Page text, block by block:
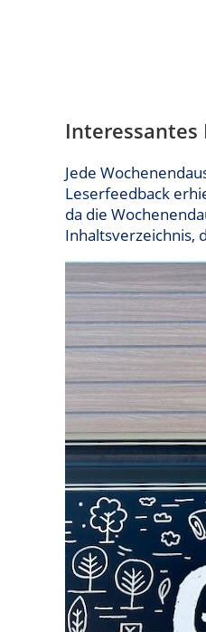
Interessantes
Jede
Leserfeedback
da die
Inhaltsverzeichnis,